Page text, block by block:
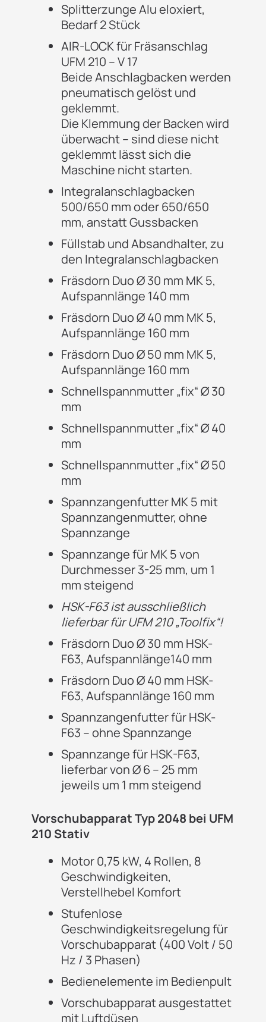
Splitterzunge Alu eloxiert,
Bedarf 2 Stück
AIR-LOCK für Fräsanschlag
UFM 210 – V 17
Beide Anschlagbacken werden
pneumatisch gelöst und
geklemmt.
Die Klemmung der Backen wird
überwacht – sind diese nicht
geklemmt lässt sich die
Maschine nicht starten.
Integralanschlagbacken
500/650 mm oder 650/650
mm, anstatt Gussbacken
Füllstab und Absandhalter, zu
den Integralanschlagbacken
Fräsdorn Duo Ø 30 mm MK 5,
Aufspannlänge 140 mm
Fräsdorn Duo Ø 40 mm MK 5,
Aufspannlänge 160 mm
Fräsdorn Duo Ø 50 mm MK 5,
Aufspannlänge 160 mm
Schnellspannmutter „fix“ Ø 30
mm
Schnellspannmutter „fix“ Ø 40
mm
Schnellspannmutter „fix“ Ø 50
mm
Spannzangenfutter MK 5 mit
Spannzangenmutter, ohne
Spannzange
Spannzange für MK 5 von
Durchmesser 3-25 mm, um 1
mm steigend
HSK-F63 ist ausschließlich
lieferbar für UFM 210 „Toolfix“!
Fräsdorn Duo Ø 30 mm HSK-
F63, Aufspannlänge140 mm
Fräsdorn Duo Ø 40 mm HSK-
F63, Aufspannlänge 160 mm
Spannzangenfutter für HSK-
F63 – ohne Spannzange
Spannzange für HSK-F63,
lieferbar von Ø 6 – 25 mm
jeweils um 1 mm steigend
Vorschubapparat Typ 2048 bei UFM
210 Stativ
Motor 0,75 kW, 4 Rollen, 8
Geschwindigkeiten,
Verstellhebel Komfort
Stufenlose
Geschwindigkeitsregelung für
Vorschubapparat (400 Volt / 50
Hz / 3 Phasen)
Bedienelemente im Bedienpult
Vorschubapparat ausgestattet
mit Luftdüsen